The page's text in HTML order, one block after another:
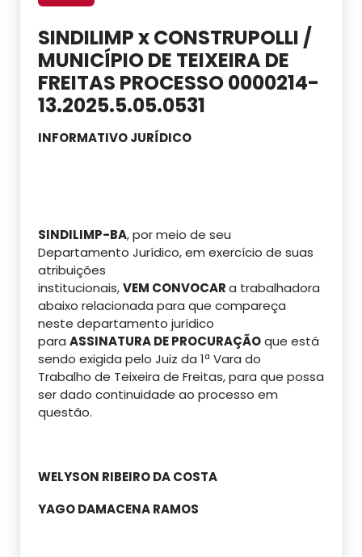
SINDILIMP x CONSTRUPOLLI /
MUNICÍPIO DE TEIXEIRA DE
FREITAS PROCESSO 0000214-
13.2025.5.05.0531
INFORMATIVO JURÍDICO
SINDILIMP-BA, por meio de seu
Departamento Jurídico, em exercício de suas
atribuições
institucionais,VEM CONVOCARa trabalhadora
abaixo relacionada para que compareça
neste departamento jurídico
para ASSINATURA DE PROCURAÇÃOque está
sendo exigida pelo Juiz da 1ª Vara do
Trabalho de Teixeira de Freitas, para que possa
ser dado continuidade ao processo em
questão.
WELYSON RIBEIRO DA COSTA
YAGO DAMACENA RAMOS